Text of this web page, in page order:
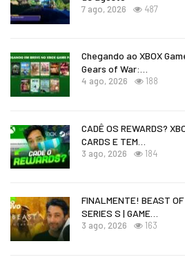
7 ago, 2026 487
Chegando ao XBOX
Gears of War:…
4 ago, 2026 188
CADÊ OS REWARDS?
CARDS E TEM…
3 ago, 2026 184
FINALMENTE! BEAST
SERIES S | GAME…
3 ago, 2026 163